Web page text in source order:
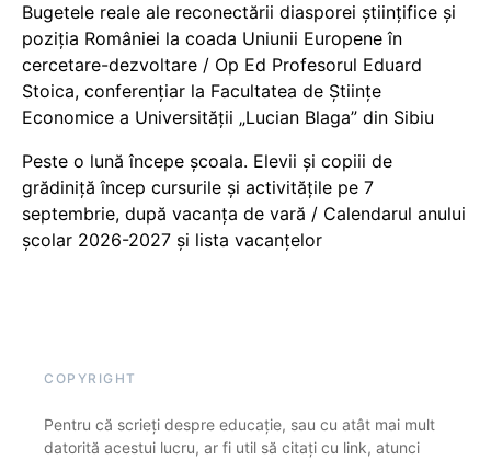
Bugetele reale ale reconectării diasporei științifice și
poziția României la coada Uniunii Europene în
cercetare-dezvoltare / Op Ed Profesorul Eduard
Stoica, conferențiar la Facultatea de Științe
Economice a Universității „Lucian Blaga” din Sibiu
Peste o lună începe școala. Elevii și copiii de
grădiniță încep cursurile și activitățile pe 7
septembrie, după vacanța de vară / Calendarul anului
școlar 2026-2027 și lista vacanțelor
COPYRIGHT
Pentru că scrieți despre educație, sau cu atât mai mult
datorită acestui lucru, ar fi util să citați cu link, atunci